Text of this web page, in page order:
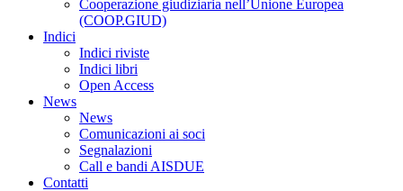
Cooperazione giudiziaria nell’Unione Europea
(COOP.GIUD)
Indici
Indici riviste
Indici libri
Open Access
News
News
Comunicazioni ai soci
Segnalazioni
Call e bandi AISDUE
Contatti